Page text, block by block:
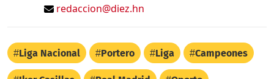
redaccion@diez.hn
Liga Nacional Portero Liga Campeones